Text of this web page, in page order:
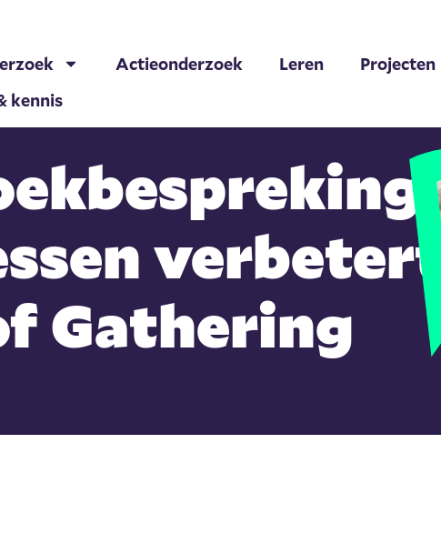
Actieonderzoek Leren Projecten
kennis
Gathering